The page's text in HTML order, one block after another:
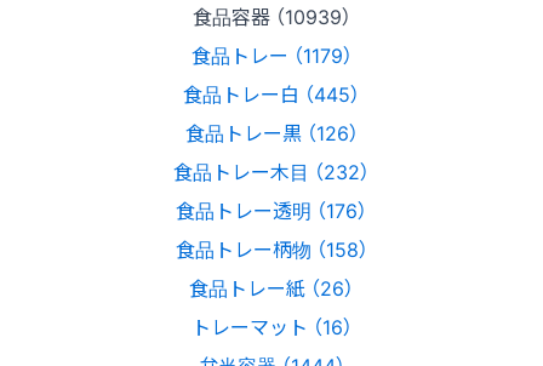
食品容器 （10939）
食品トレー （1179）
食品トレー白 （445）
食品トレー黒 （126）
食品トレー木目 （232）
食品トレー透明 （176）
食品トレー柄物 （158）
食品トレー紙 （26）
トレーマット （16）